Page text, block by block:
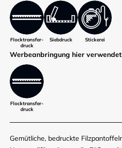
Flocktransfer­
druck
Siebdruck Stickerei
Werbe­anbringung hier verwendet
Flocktransfer­
druck
Gemütliche, bedruckte